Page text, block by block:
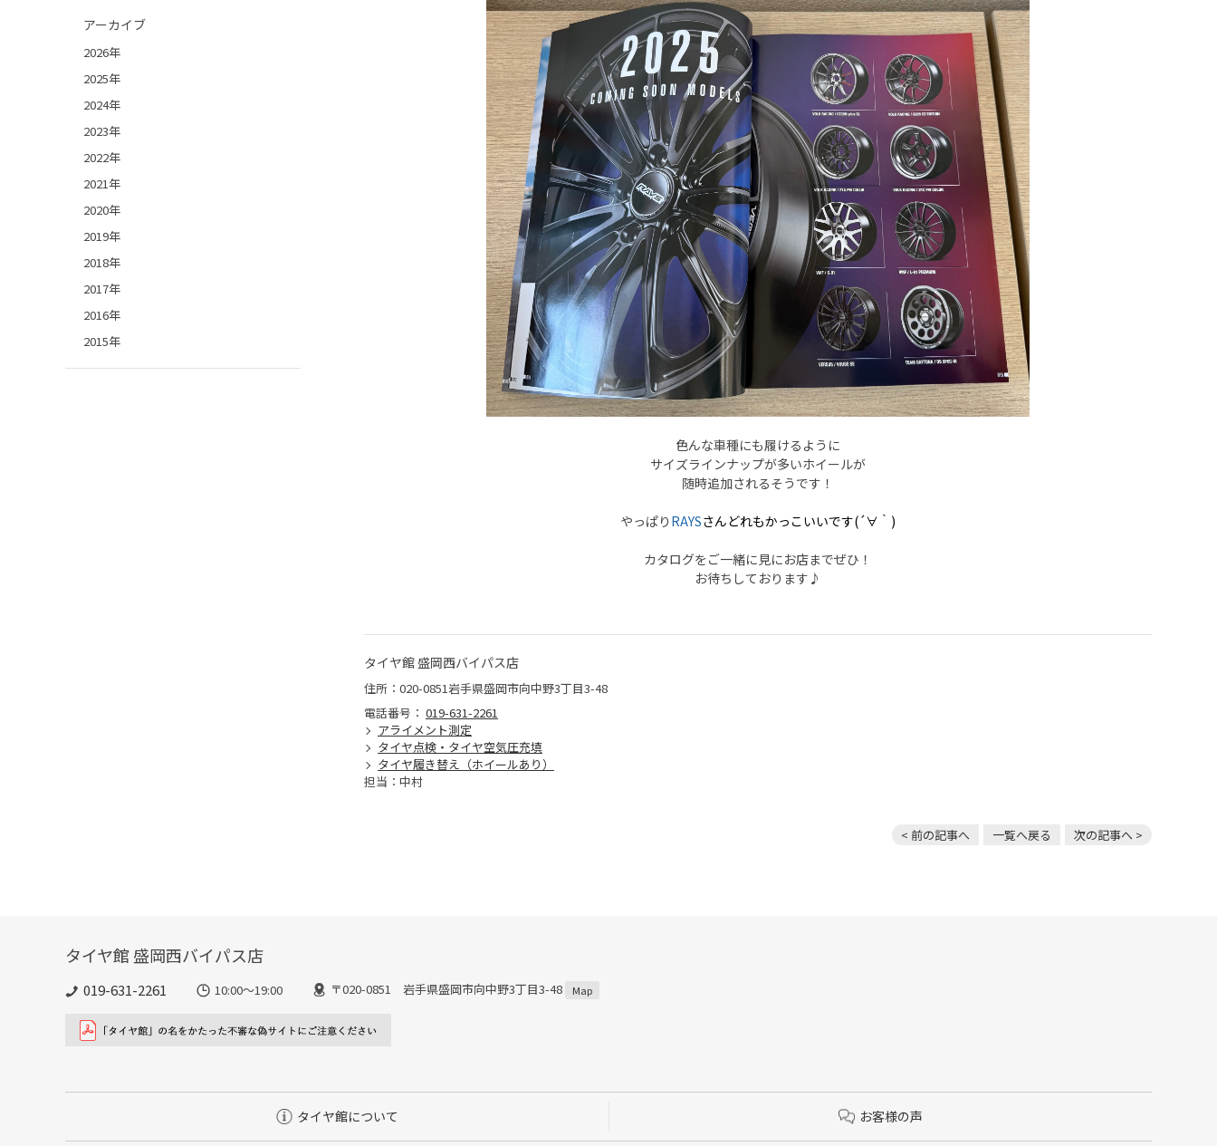
色んな車種にも履けるように
サイズラインナップが多いホイールが
随時追加されるそうです！
やっぱり RAYSさんどれもかっこいいです(´∀｀)
カタログをご一緒に見にお店までぜひ！
お待ちしております♪
タイヤ館 盛岡西バイパス店
住所：020-0851岩手県盛岡市向中野3丁目3-48
電話番号： 019-631-2261
アライメント測定
タイヤ点検・タイヤ空気圧充填
タイヤ履き替え（ホイールあり）
担当：中村
< 前の記事へ 一覧へ戻る 次の記事へ >
アーカイブ
2026年
2025年
2024年
2023年
2022年
2021年
2020年
2019年
2018年
2017年
2016年
2015年
タイヤ館 盛岡西バイパス店
019-631-2261 10:00～19:00 〒020-0851 岩手県盛岡市向中野3丁目3-48 Map
タイヤ館について お客様の声